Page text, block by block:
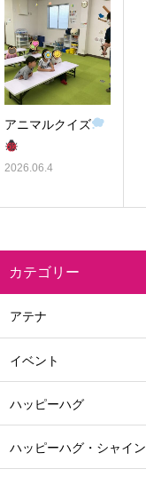
アニマルクイズ
2026.06.4
カテゴリー
アテナ
イベント
ハッピーハグ
ハッピーハグ・シャイン